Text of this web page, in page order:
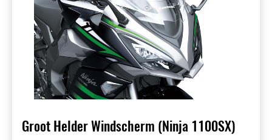
Groot Helder Windscherm (Ninja 1100SX)